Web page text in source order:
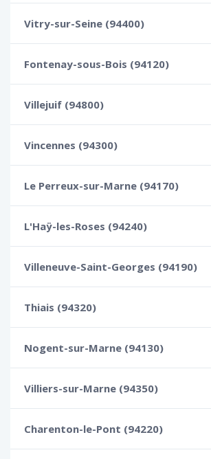
Vitry-sur-Seine (94400)
Fontenay-sous-Bois (94120)
Villejuif (94800)
Vincennes (94300)
Le Perreux-sur-Marne (94170)
L'Haÿ-les-Roses (94240)
Villeneuve-Saint-Georges (94190)
Thiais (94320)
Nogent-sur-Marne (94130)
Villiers-sur-Marne (94350)
Charenton-le-Pont (94220)